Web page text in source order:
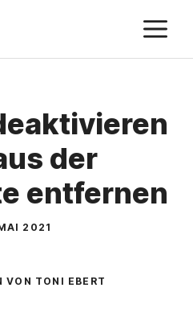
der
entfernen
2021
VON TONI EBERT